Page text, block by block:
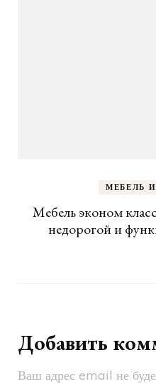
МЕБЕЛЬ
Мебель эконом
недорогой и
Добавить
Ваш адрес email не